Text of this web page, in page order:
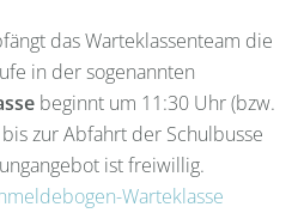
das Warteklassenteam die
in der sogenannten
beginnt um 11:30 Uhr (bzw.
zur Abfahrt der Schulbusse
ist freiwillig.
Warteklasse